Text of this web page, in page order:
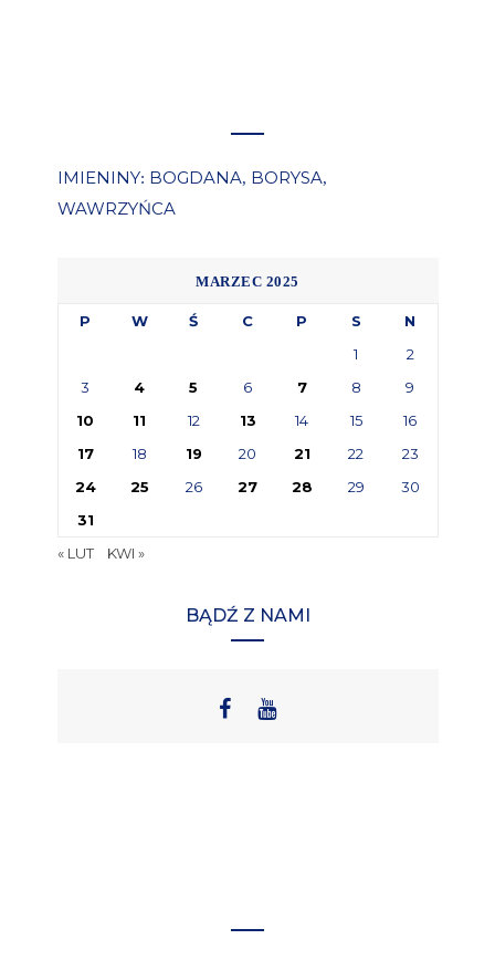
IMIENINY: BOGDANA, BORYSA,
WAWRZYŃCA
MARZEC 2025
P W Ś C P S
N
1
2
3
4 5 6 7 8
9
10
11 12 13 14 15
16
17
18 19 20 21 22
23
24
25 26 27 28 29
30
31
« LUT
KWI »
BĄDŹ Z NAMI